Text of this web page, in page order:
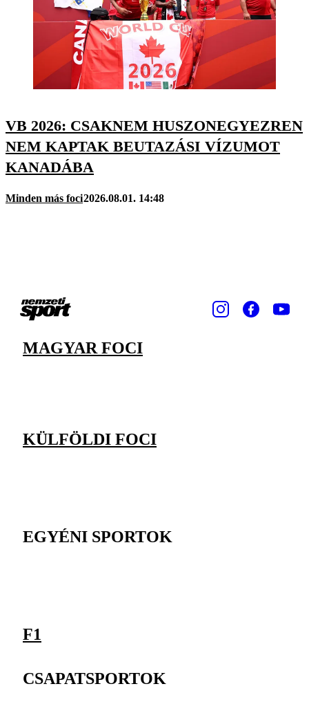
VB 2026: CSAKNEM HUSZONEGYEZREN
NEM KAPTAK BEUTAZÁSI VÍZUMOT
KANADÁBA
Minden más foci2026.08.01. 14:48
MAGYAR FOCI
KÜLFÖLDI FOCI
EGYÉNI SPORTOK
F1
CSAPATSPORTOK